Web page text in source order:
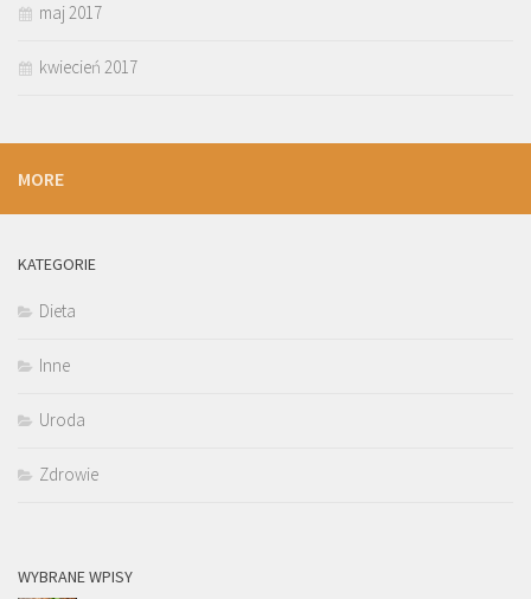
maj 2017
kwiecień 2017
MORE
KATEGORIE
Dieta
Inne
Uroda
Zdrowie
WYBRANE WPISY